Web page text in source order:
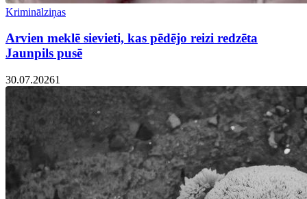
Kriminālziņas
Arvien meklē sievieti, kas pēdējo reizi redzēta
Jaunpils pusē
30.07.20261